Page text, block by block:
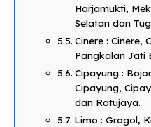
Harjamukti,
Selatan dan
Cinere : Cinere,
Pangkalan Jati
Cipayung :
Cipayung,
dan Ratujaya.
Limo : Grogol,